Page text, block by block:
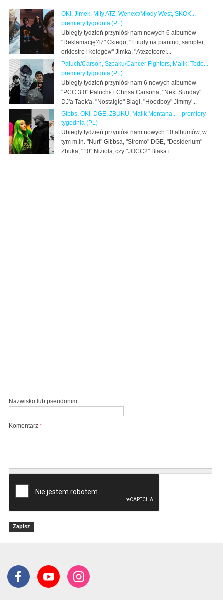
OKI, Jimek, Miły ATZ, Wenext/Młody West, SKOK... -
premiery tygodnia (PL)
Ubiegły tydzień przyniósł nam nowych 6 albumów -
"Reklamację'47" Okiego, "Etiudy na pianino, sampler,
orkiestrę i kolegów" Jimka, "Atezetcore:...
Paluch/Carson, Szpaku/Cancer Fighters, Malik, Tede... -
premiery tygodnia (PL)
Ubiegły tydzień przyniósł nam 6 nowych albumów -
"PCC 3.0" Palucha i Chrisa Carsona, "Next Sunday"
DJ'a Taek'a, "Nostalgię" Blagi, "Hoodboy" Jimmy'...
Gibbs, OKI, DGE, ZBUKU, Malik Montana... - premiery
tygodnia (PL)
Ubiegły tydzień przyniósł nam nowych 10 albumów, w
tym m.in. "Nurt" Gibbsa, "Stromo" DGE, "Desiderium"
Zbuka, "10" Nizioła, czy "JOCC2" Biaka i...
Nazwisko lub pseudonim
Komentarz *